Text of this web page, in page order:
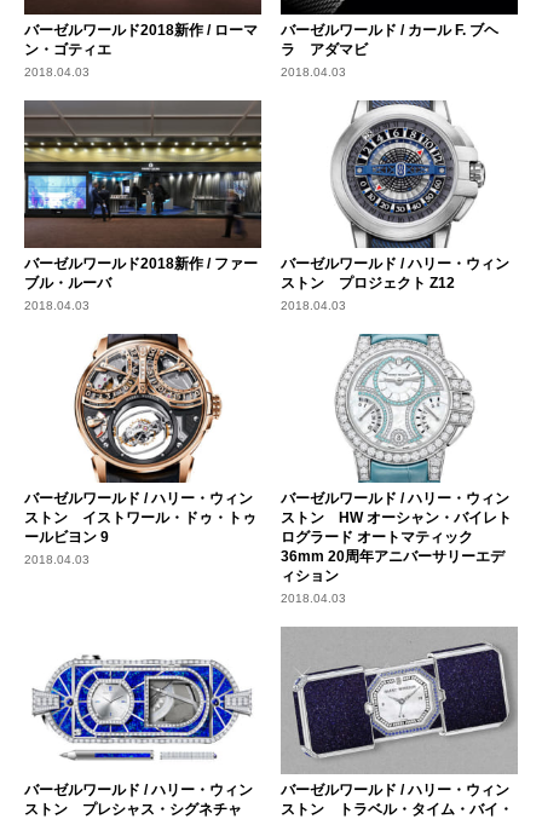
バーゼルワールド2018新作 / ローマ
ン・ゴティエ
2018.04.03
バーゼルワールド / カール F. ブヘ
ラ アダマビ
2018.04.03
バーゼルワールド2018新作 / ファー
ブル・ルーバ
2018.04.03
バーゼルワールド / ハリー・ウィン
ストン プロジェクト Z12
2018.04.03
バーゼルワールド / ハリー・ウィン
ストン イストワール・ドゥ・トゥ
ールビヨン 9
2018.04.03
バーゼルワールド / ハリー・ウィン
ストン HW オーシャン・バイレト
ログラード オートマティック
36mm 20周年アニバーサリーエデ
ィション
2018.04.03
バーゼルワールド / ハリー・ウィン
ストン プレシャス・シグネチャ
バーゼルワールド / ハリー・ウィン
ストン トラベル・タイム・バイ・